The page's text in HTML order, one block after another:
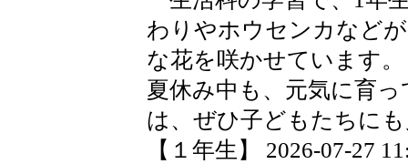
わりやホウセンカなど
な花を咲かせています。
夏休み中も、元気に育
は、ぜひ子どもたちに
【１年生】 2026-07-27